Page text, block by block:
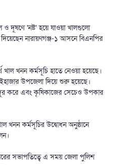
দূষণে ‘নষ্ট’ হয়ে যাওয়া খালগুলো
নারায়ণগঞ্জ-১ আসনে বিএনপির
খাল খনন কর্মসূচি হাতে নেওয়া হয়েছে।
উপজেলা দিয়ে শুরু হয়েছে।
করে এবং কৃষিকাজের সেচেও উপকার
খনন কর্মসূচির উদ্বোধন অনুষ্ঠানে
সভাপতিত্বে এ সময় জেলা পুলিশ